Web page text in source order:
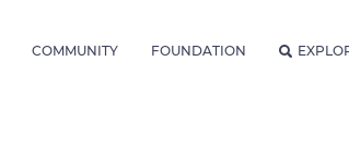
COMMUNITY FOUNDATION